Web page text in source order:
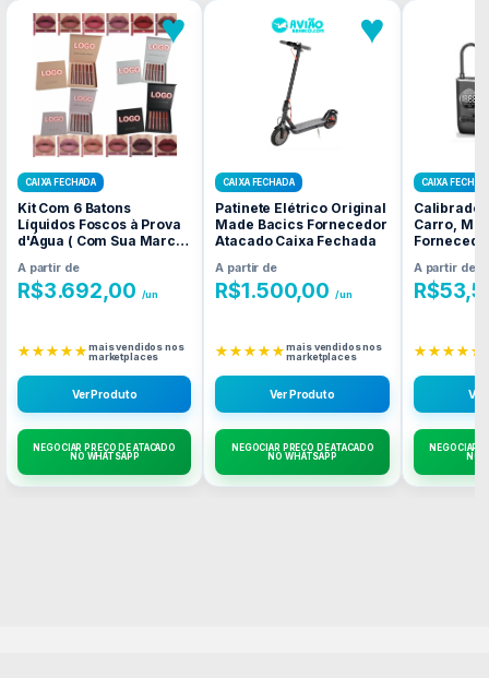
♥
CAIXA FECHADA
Kit Com 6 Batons
Líquidos Foscos à Prova
d'Água ( Com Sua Marca
Caixa Fechada
A partir de
R$3.692,00 /un
★★★★★mais vendidos nos
marketplaces
Ver Produto
NEGOCIAR PREÇO DE ATACADO
NO WHATSAPP
♥
CAIXA FECHADA
Patinete Elétrico Original
Made Bacics Fornecedor
Atacado Caixa Fechada
A partir de
R$1.500,00 /un
★★★★★mais vendidos nos
marketplaces
Ver Produto
NEGOCIAR PREÇO DE ATACADO
NO WHATSAPP
CAIXA
Calibrador
Carro,
A partir de
R$
★★★★★
NEGOCIAR
NO